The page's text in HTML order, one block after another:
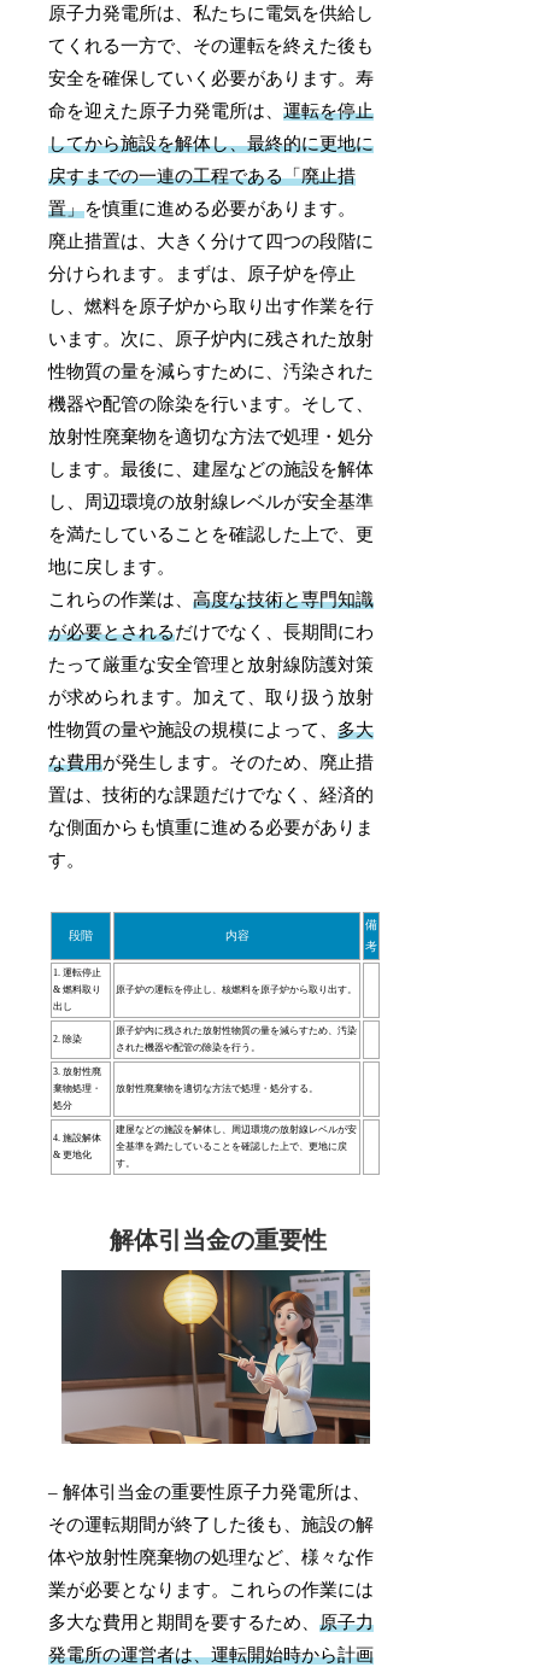
原子力発電所は、私たちに電気を供給し
てくれる一方で、その運転を終えた後も
安全を確保していく必要があります。寿
命を迎えた原子力発電所は、運転を停止
してから施設を解体し、最終的に更地に
戻すまでの一連の工程である「廃止措
置」を慎重に進める必要があります。
廃止措置は、大きく分けて四つの段階に
分けられます。まずは、原子炉を停止
し、燃料を原子炉から取り出す作業を行
います。次に、原子炉内に残された放射
性物質の量を減らすために、汚染された
機器や配管の除染を行います。そして、
放射性廃棄物を適切な方法で処理・処分
します。最後に、建屋などの施設を解体
し、周辺環境の放射線レベルが安全基準
を満たしていることを確認した上で、更
地に戻します。
これらの作業は、高度な技術と専門知識
が必要とされるだけでなく、長期間にわ
たって厳重な安全管理と放射線防護対策
が求められます。加えて、取り扱う放射
性物質の量や施設の規模によって、多大
な費用が発生します。そのため、廃止措
置は、技術的な課題だけでなく、経済的
な側面からも慎重に進める必要がありま
す。
段階 内容
備
考
1. 運転停止
& 燃料取り
出し
原子炉の運転を停止し、核燃料を原子炉から取り出す。
2. 除染
原子炉内に残された放射性物質の量を減らすため、汚染
された機器や配管の除染を行う。
3. 放射性廃
棄物処理・
処分
放射性廃棄物を適切な方法で処理・処分する。
4. 施設解体
& 更地化
建屋などの施設を解体し、周辺環境の放射線レベルが安
全基準を満たしていることを確認した上で、更地に戻
す。
解体引当金の重要性
– 解体引当金の重要性原子力発電所は、
その運転期間が終了した後も、施設の解
体や放射性廃棄物の処理など、様々な作
業が必要となります。これらの作業には
多大な費用と期間を要するため、原子力
発電所の運営者は、運転開始時から計画